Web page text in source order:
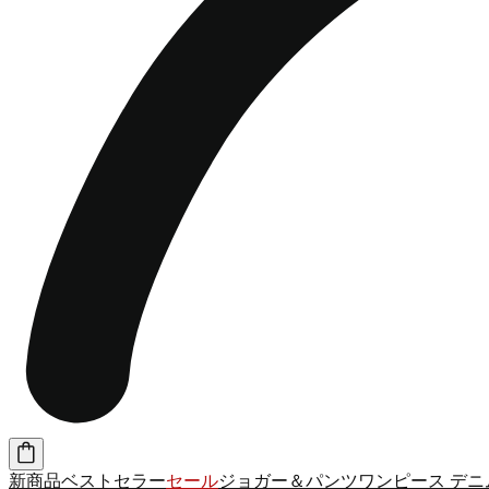
新商品ベストセラーセールジョガー＆パンツワンピース デニ